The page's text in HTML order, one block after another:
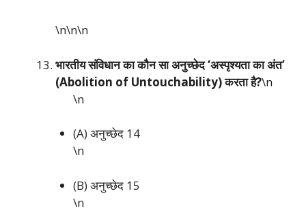
\n\n\n
भारतीय संविधान का कौन सा अनुच्छेद ‘अस्पृश्यता का अंत’
(Abolition of Untouchability) करता है?\n
\n
(A) अनुच्छेद 14
\n
(B) अनुच्छेद 15
\n